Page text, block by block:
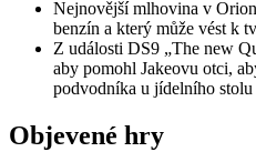
Nejnovější mlhovina v
benzín a který může vést k
Z události DS9 „The new
aby pomohl Jakeovu otci,
podvodníka u jídelního
Objevené hry